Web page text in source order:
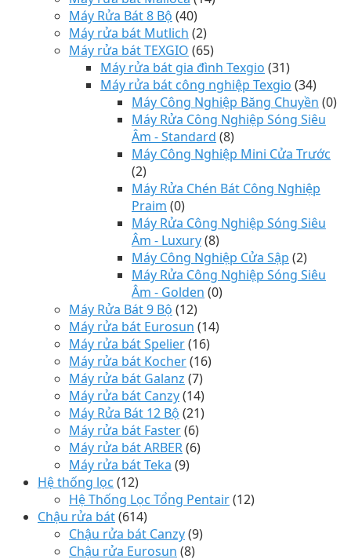
Máy Rửa Bát 8 Bộ (40)
Máy rửa bát Mutlich (2)
Máy rửa bát TEXGIO (65)
Máy rửa bát gia đình Texgio (31)
Máy rửa bát công nghiệp Texgio (34)
Máy Công Nghiệp Băng Chuyền (0)
Máy Rửa Công Nghiệp Sóng Siêu
Âm - Standard (8)
Máy Công Nghiệp Mini Cửa Trước
(2)
Máy Rửa Chén Bát Công Nghiệp
Praim (0)
Máy Rửa Công Nghiệp Sóng Siêu
Âm - Luxury(8)
Máy Công Nghiệp Cửa Sập (2)
Máy Rửa Công Nghiệp Sóng Siêu
Âm - Golden (0)
Máy Rửa Bát 9 Bộ (12)
Máy rửa bát Eurosun (14)
Máy rửa bát Spelier(16)
Máy rửa bát Kocher(16)
Máy rửa bát Galanz (7)
Máy rửa bát Canzy(14)
Máy Rửa Bát 12 Bộ (21)
Máy rửa bát Faster(6)
Máy rửa bát ARBER(6)
Máy rửa bát Teka (9)
Hệ thống lọc (12)
Hệ Thống Lọc Tổng Pentair(12)
Chậu rửa bát(614)
Chậu rửa bát Canzy(9)
Chậu rửa Eurosun (8)